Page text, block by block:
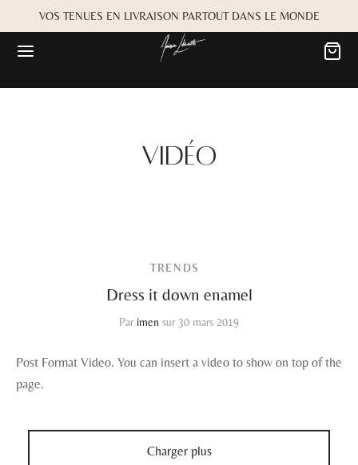
VOS TENUES EN LIVRAISON PARTOUT DANS LE MONDE
Vidéo
TRENDS
Dress it down enamel
Par imen sur 30 mars 2019
Post Format Video. You can insert a video to show on top of the
page.
Charger plus